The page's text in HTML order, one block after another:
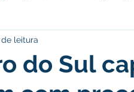
Desenvolvimento
Departamento de Limpeza
do Sul
leitura